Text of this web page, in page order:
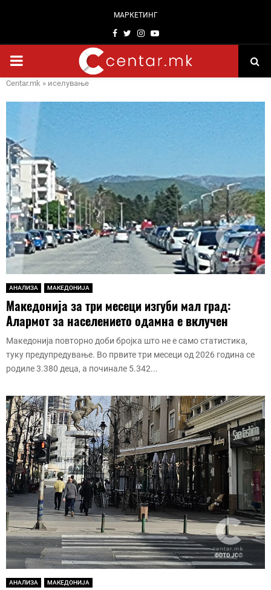
МАРКЕТИНГ
Facebook
TwitterInstagram
Youtube
PRIMARY
Centar.mk » иселување
АНАЛИЗА МАКЕДОНИЈА
Македонија за три месеци изгуби мал град:
Алармот за населението одамна е вклучен
Македонија повторно доби бројка што не е само статистика,
туку предупредување. Во првите три месеци од 2026 година се
родиле 3.380 деца, а починале 5.342...
АНАЛИЗА МАКЕДОНИЈА